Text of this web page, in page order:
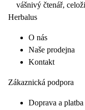
vášnivý čtenář,
Herbalus
O nás
Naše prodejna
Kontakt
Zákaznická podpora
Doprava a platba